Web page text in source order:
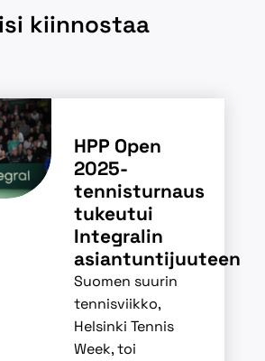
kiinnostaa
HPP Open
2025-
tennisturnaus
tukeutui
Integralin
asiantuntijuuteen
Suomen suurin
tennisviikko,
Helsinki Tennis
Week, toi